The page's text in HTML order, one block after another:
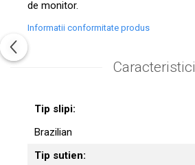
de monitor.
Informatii conformitate produs
Caracteristici
Tip slipi:
Brazilian
Tip sutien: